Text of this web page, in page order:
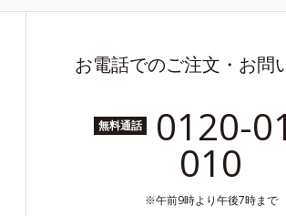
お電話でのご注文・お問
無料通話 0120-
010
午前9時より午後7時まで